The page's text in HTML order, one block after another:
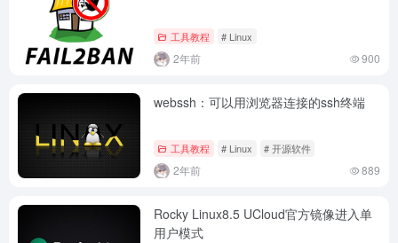
工具教程 # Linux
2年前 900
webssh：可以用浏览器连接的ssh终端
工具教程 # Linux # 开源软件
2年前 889
Rocky Linux8.5 UCloud官方镜像进入单
用户模式